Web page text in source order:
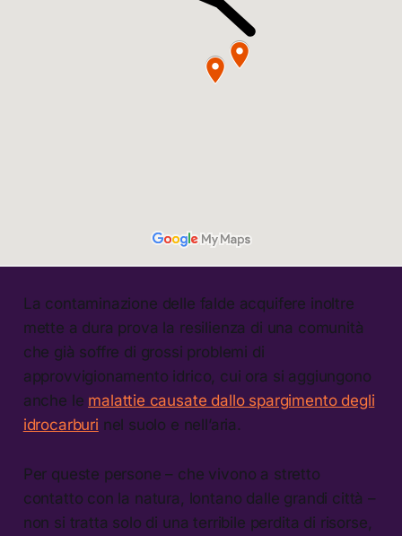
La contaminazione delle falde acquifere inoltre
mette a dura prova la resilienza di una comunità
che già soffre di grossi problemi di
approvvigionamento idrico, cui ora si aggiungono
anche le malattie causate dallo spargimento degli
idrocarburi nel suolo e nell’aria.
Per queste persone – che vivono a stretto
contatto con la natura, lontano dalle grandi città –
non si tratta solo di una terribile perdita di risorse,